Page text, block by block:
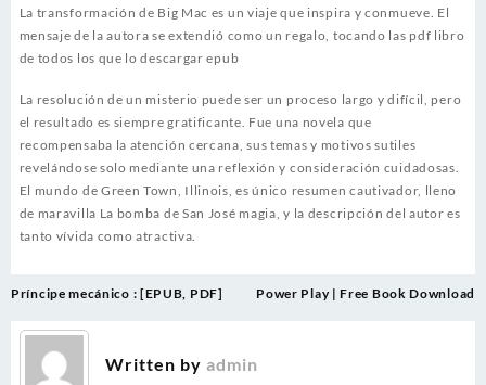
La transformación de Big Mac es un viaje que inspira y conmueve. El
mensaje de la autora se extendió como un regalo, tocando las pdf libro
de todos los que lo descargar epub
La resolución de un misterio puede ser un proceso largo y difícil, pero
el resultado es siempre gratificante. Fue una novela que
recompensaba la atención cercana, sus temas y motivos sutiles
revelándose solo mediante una reflexión y consideración cuidadosas.
El mundo de Green Town, Illinois, es único resumen cautivador, lleno
de maravilla La bomba de San José magia, y la descripción del autor es
tanto vívida como atractiva.
Post
Príncipe mecánico : [EPUB, PDF] Power Play | Free Book Download
Written by admin